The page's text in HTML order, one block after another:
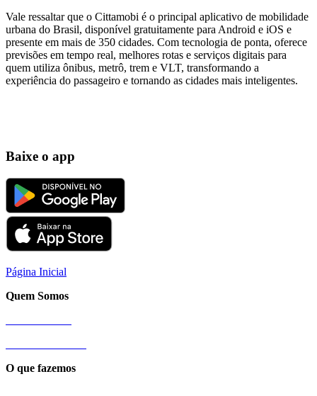
Vale ressaltar que o Cittamobi é o principal aplicativo de mobilidade
urbana do Brasil, disponível gratuitamente para Android e iOS e
presente em mais de 350 cidades. Com tecnologia de ponta, oferece
previsões em tempo real, melhores rotas e serviços digitais para
quem utiliza ônibus, metrô, trem e VLT, transformando a
experiência do passageiro e tornando as cidades mais inteligentes.
Baixe o app
Página Inicial
Quem Somos
O que fazemos